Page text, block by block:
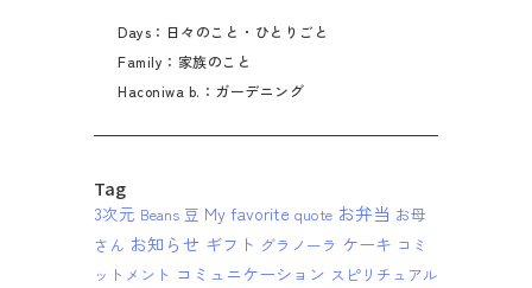
Days：日々のこと・ひとりごと
Family：家族のこと
Haconiwa b.：ガーデニング
Tag
3次元 Beans 豆 My favorite quote お弁当 お母
さん お知らせ ギフト グラノーラ ケーキ コミ
ットメント コミュニケーション スピリチュアル